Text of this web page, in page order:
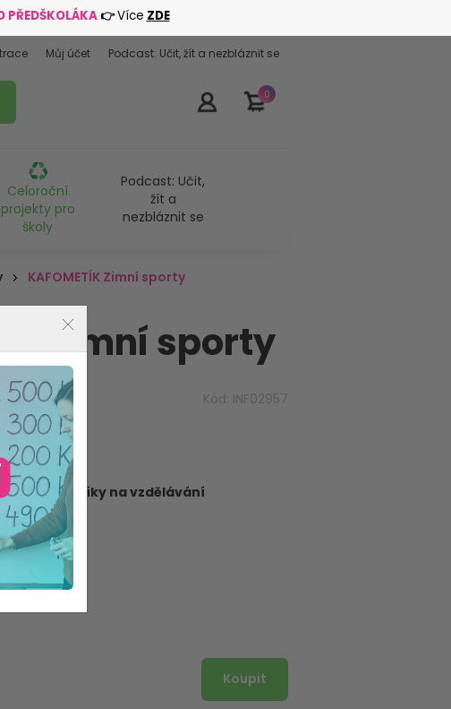
PŘEDŠKOLÁKA👉Více ZDE
0
Celoroční
projekty pro
školy
Podcast: Učit,
žít a
nezbláznit se
Můj účet Podcast: Učit, žít a nezbláznit se
KAFOMETÍK Zimní sporty
Zimní sporty
Kód: INF02957
s odborníky na vzdělávání